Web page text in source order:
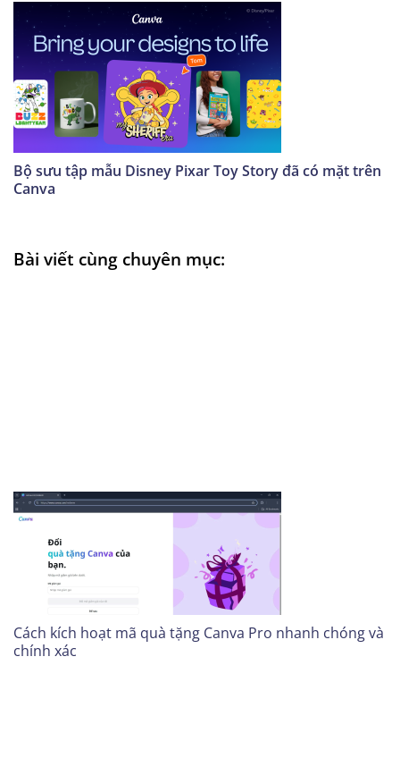
Bộ sưu tập mẫu Disney Pixar Toy Story đã có mặt trên
Canva
Bài viết cùng chuyên mục:
Cách kích hoạt mã quà tặng Canva Pro nhanh chóng và
chính xác